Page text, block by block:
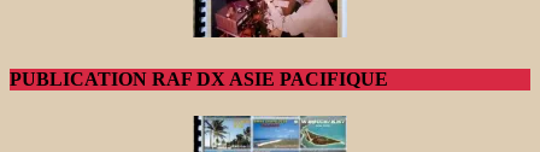
PUBLICATION RAF DX ASIE PACIFIQUE